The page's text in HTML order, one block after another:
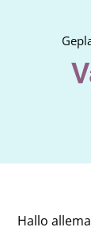
Product
Webshop
Hallo